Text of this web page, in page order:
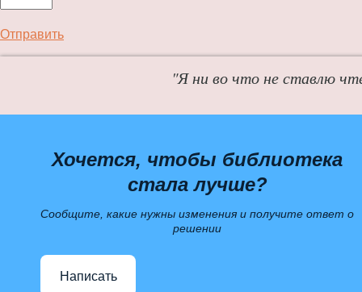
Отправить
"Я ни во что не ставлю
Хочется, чтобы библиотека
стала лучше?
Сообщите, какие нужны изменения и получите ответ о
решении
Написать